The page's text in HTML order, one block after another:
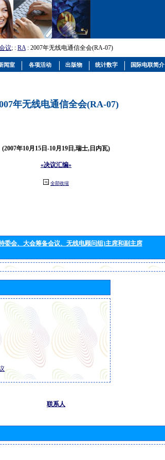
议; : RA: 2007年无线电通信全会(RA-07)
年无线电通信全会(RA-07)
(2007年10月15日-10月19日,瑞士,日内瓦)
«决议汇编»
全部收缩
委会、大会筹备会议、无线电顾问组)主席和副主席
联系人
闻室 各项活动 出版物 统计数字 国际电联简介